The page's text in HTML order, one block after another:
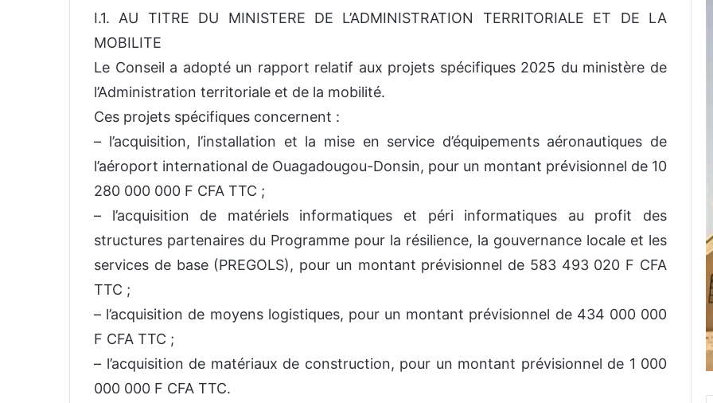
I.1. AU TITRE DU MINISTERE DE L’ADMINISTRATION TERRITORIALE ET DE LA
MOBILITE
Le Conseil a adopté un rapport relatif aux projets spécifiques 2025 du ministère de
l’Administration territoriale et de la mobilité.
Ces projets spécifiques concernent :
– l’acquisition, l’installation et la mise en service d’équipements aéronautiques de
l’aéroport international de Ouagadougou-Donsin, pour un montant prévisionnel de 10
280 000 000 F CFA TTC ;
– l’acquisition de matériels informatiques et péri informatiques au profit des
structures partenaires du Programme pour la résilience, la gouvernance locale et les
services de base (PREGOLS), pour un montant prévisionnel de 583 493 020 F CFA
TTC ;
– l’acquisition de moyens logistiques, pour un montant prévisionnel de 434 000 000
F CFA TTC ;
– l’acquisition de matériaux de construction, pour un montant prévisionnel de 1 000
000 000 F CFA TTC.